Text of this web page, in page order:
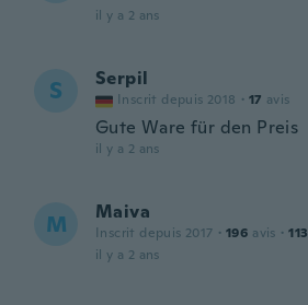
il y a 2 ans
S Serpil
Inscrit depuis 2018 · 17 avis
Gute Ware für den Preis
il y a 2 ans
M Maiva
Inscrit depuis 2017 · 196 avis · 113
il y a 2 ans